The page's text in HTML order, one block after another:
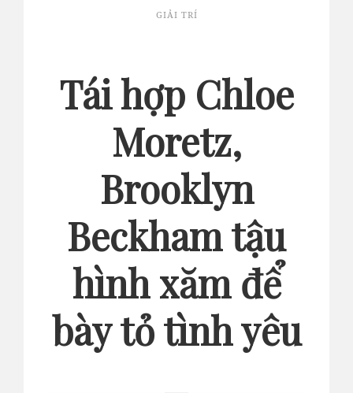
GIẢI TRÍ
Tái hợp Chloe
Moretz,
Brooklyn
Beckham tậu
hình xăm để
bày tỏ tình yêu